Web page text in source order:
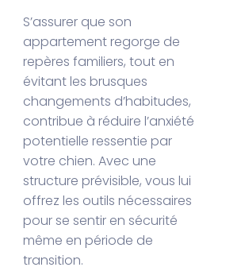
S’assurer que son
appartement regorge de
repères familiers, tout en
évitant les brusques
changements d’habitudes,
contribue à réduire l’anxiété
potentielle ressentie par
votre chien. Avec une
structure prévisible, vous lui
offrez les outils nécessaires
pour se sentir en sécurité
même en période de
transition.